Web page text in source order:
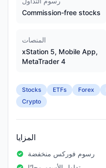
Commission-free stocks
المنصات
xStation 5, Mobile App,
MetaTrader 4
Stocks ETFs Forex
Crypto
المزايا
رسوم فوركس منخفضة